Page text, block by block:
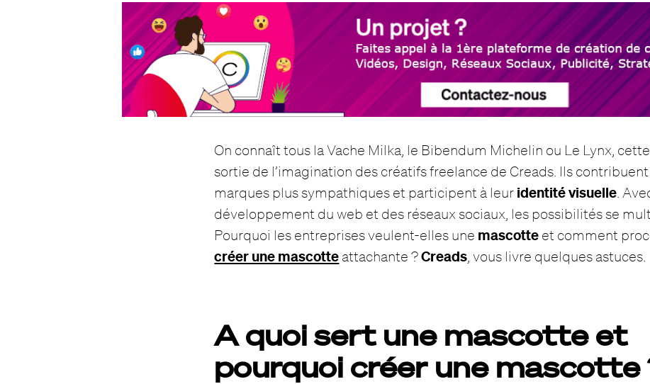
On connaît tous la Vache Milka, le Bibendum Michelin ou Le Lynx,
sortie de l’imagination des créatifs freelance de Creads. Ils
marques plus sympathiques et participent à leur identité visuelle .
développement du web et des réseaux sociaux, les possibilités se
Pourquoi les entreprises veulent-elles une mascotte et comment
créer une mascotte attachante ?Creads , vous livre quelques astuces.
A quoi sert une mascotte et
pourquoi créer une mascotte